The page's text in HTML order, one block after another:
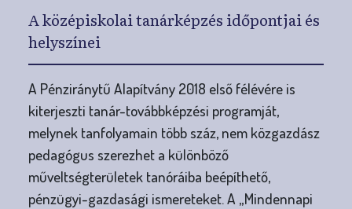
A középiskolai tanárképzés időpontjai és
helyszínei
A Pénziránytű Alapítvány 2018 első félévére is
kiterjeszti tanár-továbbképzési programját,
melynek tanfolyamain több száz, nem közgazdász
pedagógus szerezhet a különböző
műveltségterületek tanóráiba beépíthető,
pénzügyi-gazdasági ismereteket. A „Mindennapi